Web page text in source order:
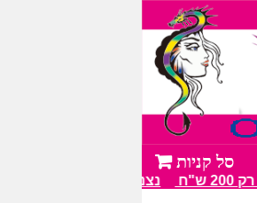
נצנצים מעל 100 גווני צבע מרהיבים